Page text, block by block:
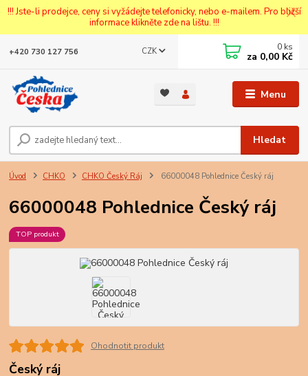
!!! Jste-li prodejce, ceny si vyžádejte telefonicky, nebo e-mailem. Pro bližší
informace klikněte zde na lištu. !!!
Menu
CZK
Hledat
+420 730 127 756 0 ks
za 0,00 Kč
Úvod CHKO CHKO Český Ráj 66000048 Pohlednice Český ráj
66000048 Pohlednice Český ráj
TOP produkt
Ohodnotit produkt
Český ráj